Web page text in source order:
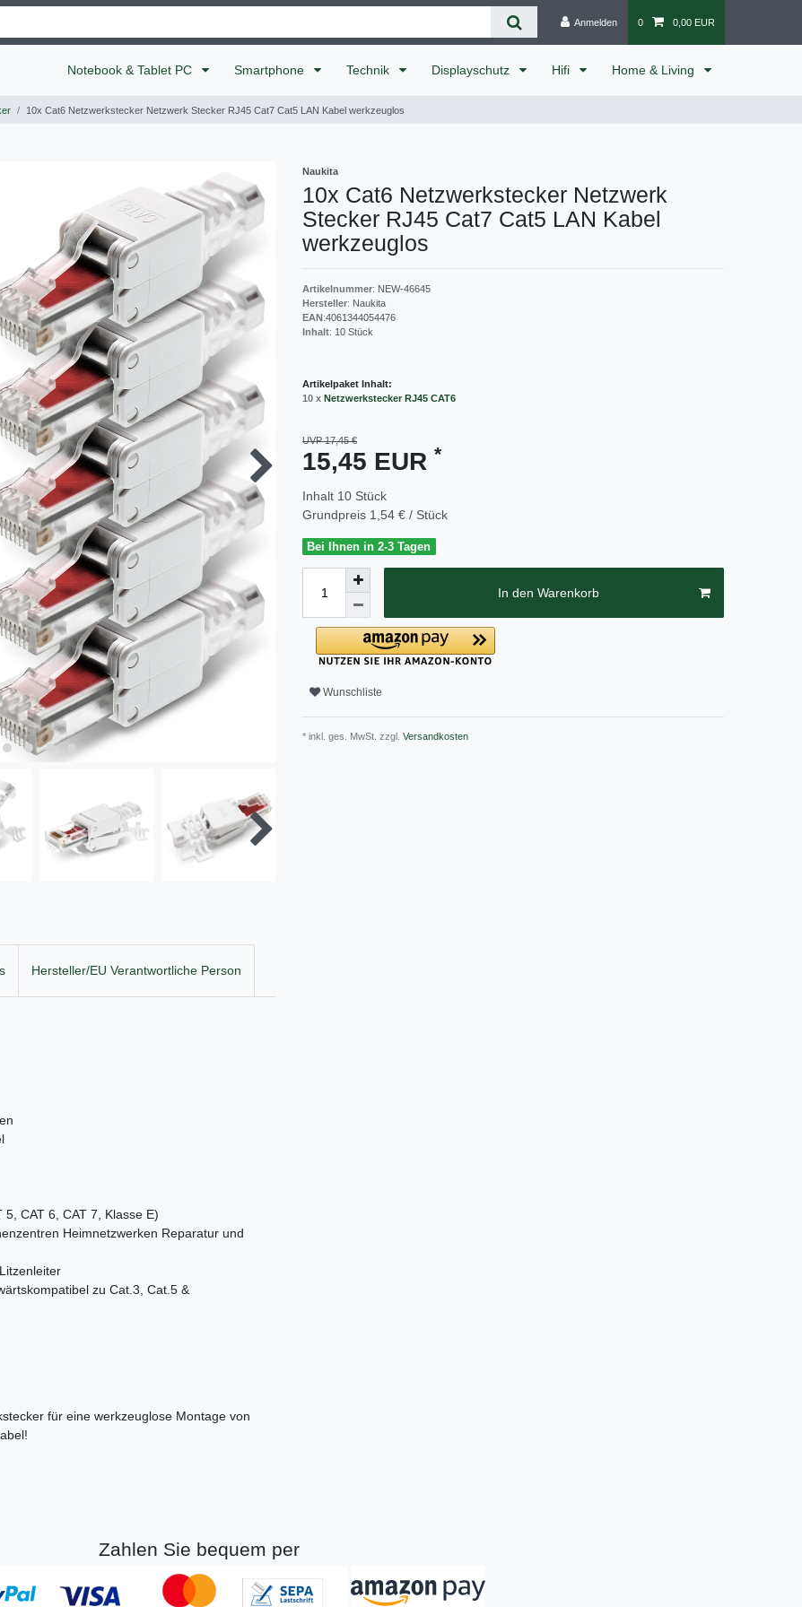
Anmelden 0 0,00 EUR
Notebook & Tablet PC Smartphone Technik Displayschutz Hifi Home & Living
10x Cat6 Netzwerkstecker Netzwerk Stecker RJ45 Cat7 Cat5 LAN Kabel werkzeuglos
Naukita
10x Cat6 Netzwerkstecker Netzwerk
Stecker RJ45 Cat7 Cat5 LAN Kabel
werkzeuglos
Artikelnummer: NEW-46645
Hersteller: Naukita
EAN:4061344054476
Inhalt: 10 Stück
Artikelpaket Inhalt:
10 x Netzwerkstecker RJ45 CAT6
UVP 17,45 €
15,45 EUR *
Inhalt 10 Stück
Grundpreis 1,54 € / Stück
Bei Ihnen in 2-3 Tagen
In den Warenkorb
Wunschliste
* inkl. ges. MwSt. zzgl. Versandkosten
Hersteller/EU Verantwortliche Person
CAT 6, CAT 7, Klasse E)
Heimnetzwerken Reparatur und
zu Cat.3, Cat.5 &
für eine werkzeuglose Montage von
Zahlen Sie bequem per